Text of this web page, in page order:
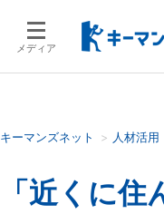
メディア
検索語を入力
キーマンズネット 人材活用
「近くに